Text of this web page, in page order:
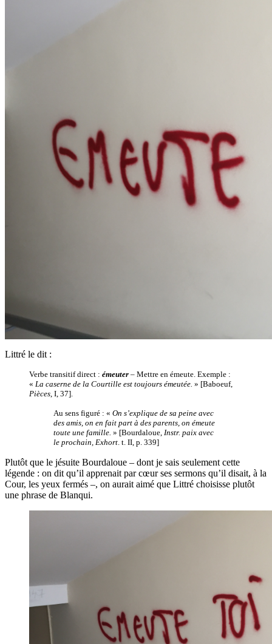
Littré le dit :
Verbe transitif direct : émeuter – Mettre en émeute. Exemple :
« La caserne de la Courtille est toujours émeutée. » [Baboeuf,
Pièces , I, 37].
Au sens figuré : « On s’explique de sa peine avec
des amis, on en fait part à des parents, on émeute
toute une famille. » [Bourdaloue, Instr. paix avec
le prochain, Exhort . t. II, p. 339]
Plutôt que le jésuite Bourdaloue – dont je sais seulement cette
légende : on dit qu’il apprenait par cœur ses sermons qu’il disait, à la
Cour, les yeux fermés –, on aurait aimé que Littré choisisse plutôt
une phrase de Blanqui.